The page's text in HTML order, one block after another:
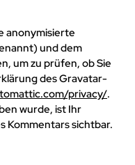
anonymisierte
und dem
um zu prüfen, ob Sie
des Gravatar-
privacy/.
wurde, ist Ihr
Kommentars sichtbar.